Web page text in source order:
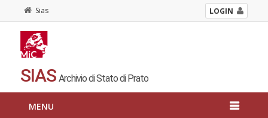
Sias LOGIN
SIAS Archivio di Stato di Prato
MENU